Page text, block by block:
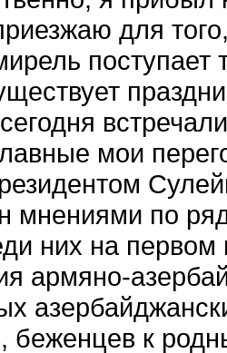
для
поступает
мои
мнениями по
них на первом
армяно-
беженцев к